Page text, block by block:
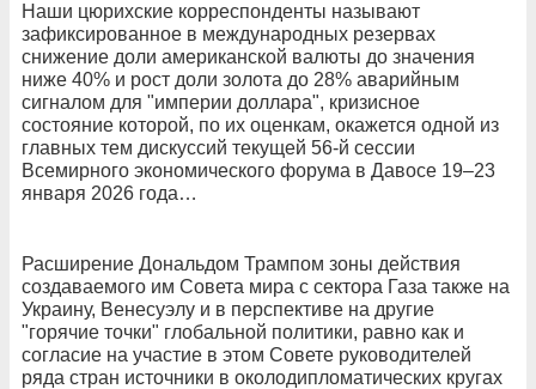
Наши цюрихские корреспонденты называют
зафиксированное в международных резервах
снижение доли американской валюты до значения
ниже 40% и рост доли золота до 28% аварийным
сигналом для "империи доллара", кризисное
состояние которой, по их оценкам, окажется одной из
главных тем дискуссий текущей 56-й сессии
Всемирного экономического форума в Давосе 19–23
января 2026 года…
Расширение Дональдом Трампом зоны действия
создаваемого им Совета мира с сектора Газа также на
Украину, Венесуэлу и в перспективе на другие
"горячие точки" глобальной политики, равно как и
согласие на участие в этом Совете руководителей
ряда стран источники в околодипломатических кругах